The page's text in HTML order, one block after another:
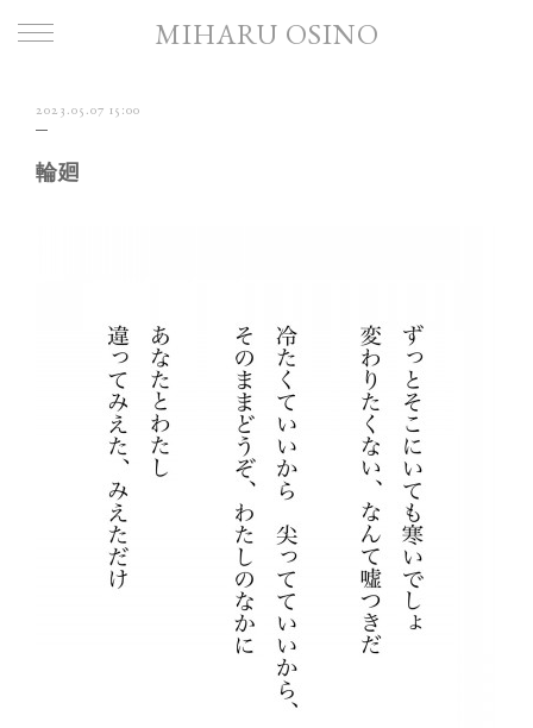
MIHARU OSINO
2023.05.07 15:00
輪廻